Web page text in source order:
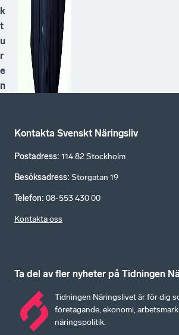
k
t
u
r
e
n
Kontakta Svenskt Näringsliv
Postadress: 114 82 Stockholm
Besöksadress: Storgatan 19
Telefon: 08-553 430 00
Kontakta oss
Ta del av fler nyheter på Tidningen
Tidningen Näringslivet är för dig
företagande, ekonomi,
näringspolitik.